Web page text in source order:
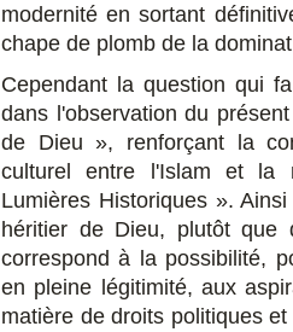
modernité en sortant
chape de plomb de la
Cependant la question qui
dans l'observation du
de Dieu », renforçant la
culturel entre l'Islam et la
Lumières Historiques ».
héritier de Dieu, plutôt que
correspond à la possibilité,
en pleine légitimité, aux
matière de droits politiques